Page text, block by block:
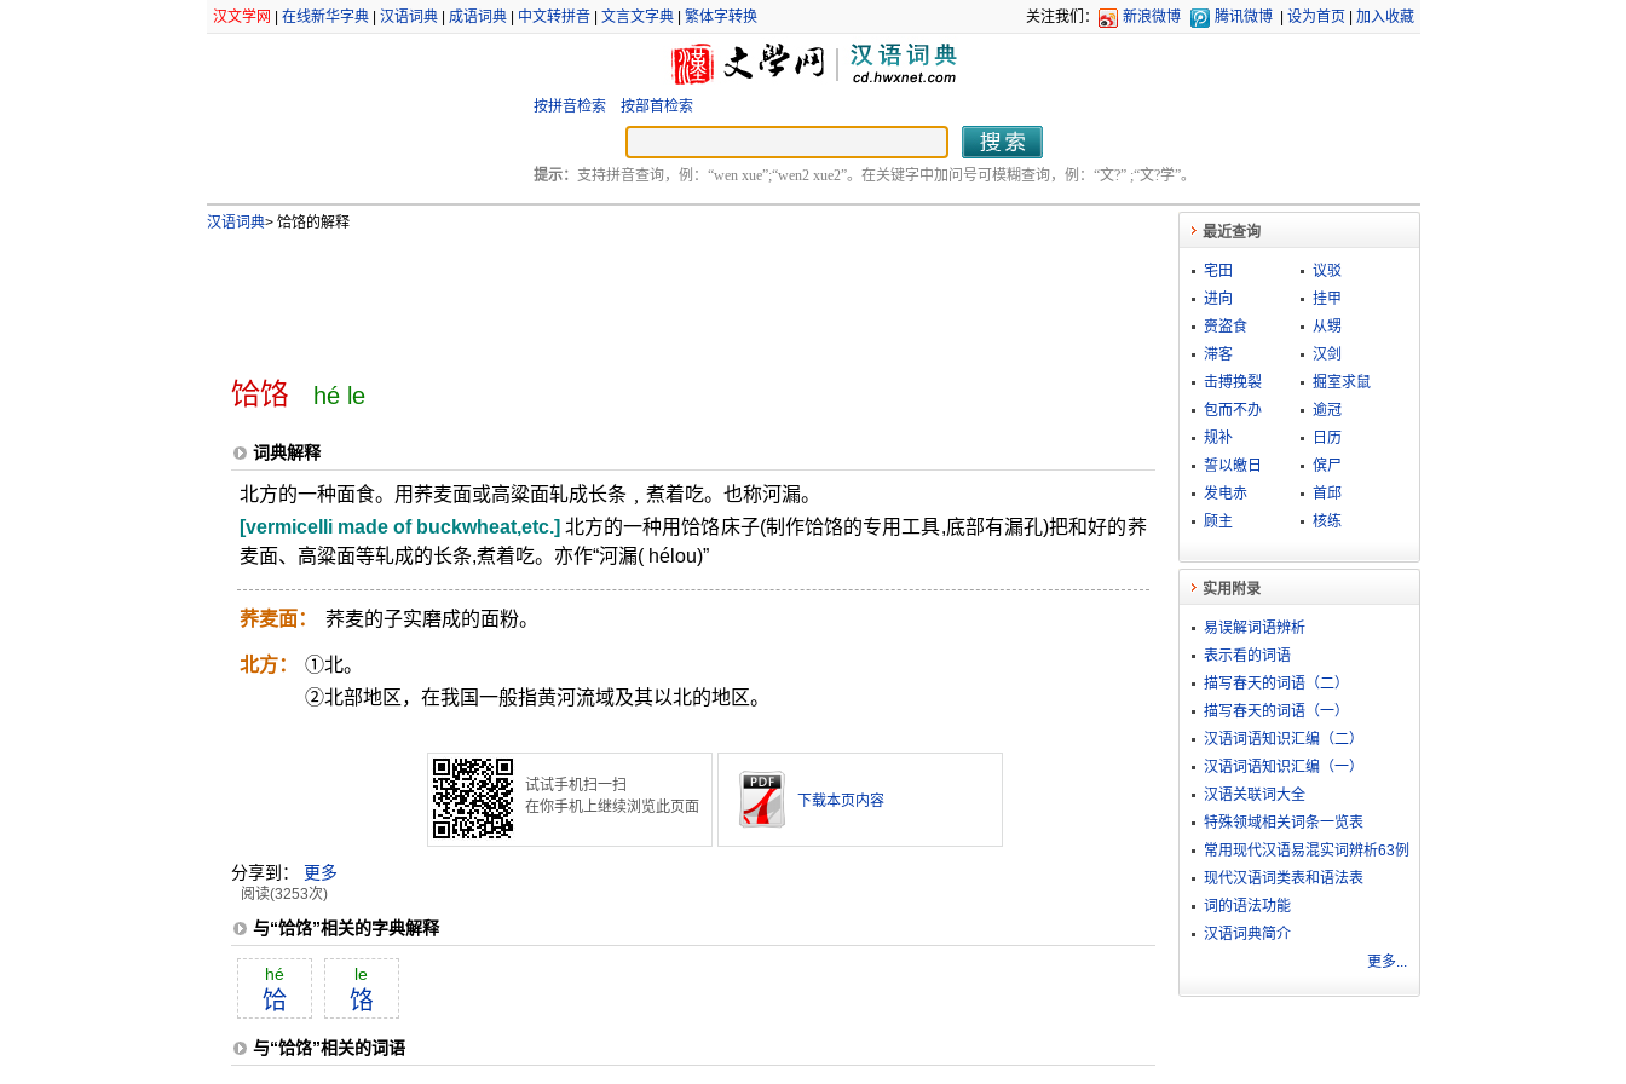
汉文学网 在线新华字典| 汉语词典| 成语词典| 中文转拼音| 文言文字典| 繁体字转换 关注我们： 新浪微博 腾讯微博 设为首页 加入收藏
按拼音检索 按部首检索
提示： 支持拼音查询，例：“wen xue”;“wen2 xue2”。在关键字中加问号可模糊查询，例：“文?” ;“文?学”。
汉语词典>饸饹的解释
饸饹 hé le
词典解释
北方的一种面食。用荞麦面或高粱面轧成长条﹐煮着吃。也称河漏。
[vermicelli made of buckwheat,etc.] 北方的一种用饸饹床子(制作饸饹的专用工具,底部有漏孔)把和好的荞
麦面、高粱面等轧成的长条,煮着吃。亦作“河漏( hélou)”
荞麦面： 荞麦的子实磨成的面粉。
北方：
①北。
②北部地区，在我国一般指黄河流域及其以北的地区。
试试手机扫一扫
在你手机上继续浏览此页面
下载本页内容
分享到： 更多
阅读(3253次)
与“饸饹”相关的字典解释
hé
饸
le
饹
与“饸饹”相关的词语
最近查询
宅田
议驳
进向
挂甲
赍盗食
从甥
滞客
汉剑
击搏挽裂
掘室求鼠
包而不办
逾冠
规补
日历
誓以皦日
傧尸
发电赤
首邱
顾主
核练
实用附录
易误解词语辨析
表示看的词语
描写春天的词语（二）
描写春天的词语（一）
汉语词语知识汇编（二）
汉语词语知识汇编（一）
汉语关联词大全
特殊领域相关词条一览表
常用现代汉语易混实词辨析63例
现代汉语词类表和语法表
词的语法功能
汉语词典简介
更多...